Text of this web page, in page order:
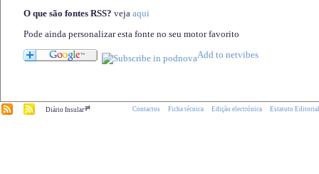
O que são fontes RSS? veja aqui
Pode ainda personalizar esta fonte no seu motor favorito
Diário Insular.pt Contactos Ficha técnica Edição electrónica Estatuto Editorial